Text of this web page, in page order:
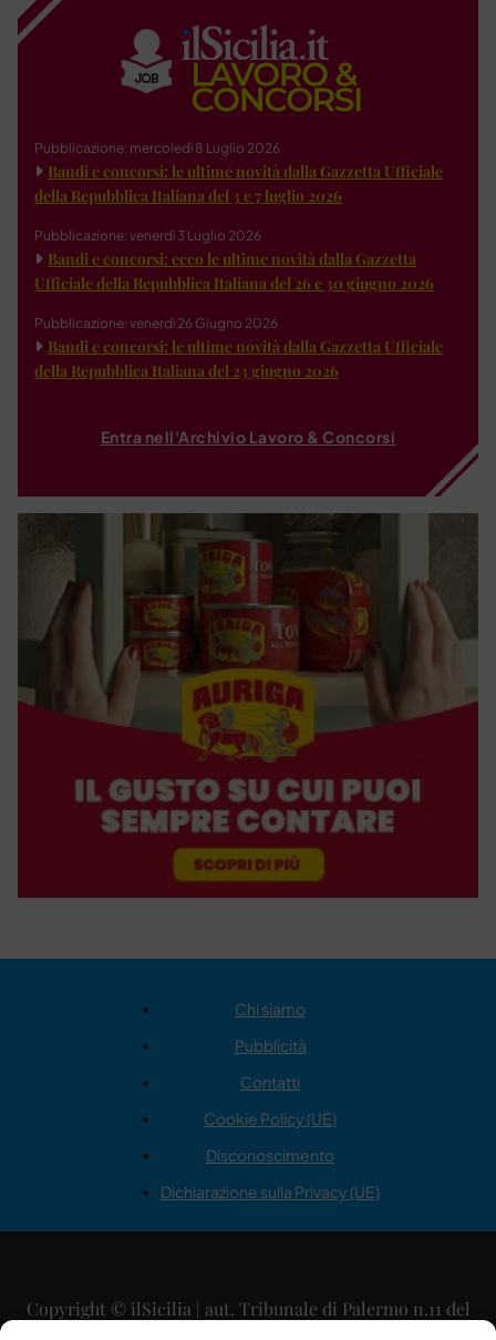
Pubblicazione: mercoledì 8 Luglio 2026
Bandi e concorsi: le ultime novità dalla Gazzetta Ufficiale
della Repubblica Italiana del 3 e 7 luglio 2026
Pubblicazione: venerdì 3 Luglio 2026
Bandi e concorsi: ecco le ultime novità dalla Gazzetta
Ufficiale della Repubblica Italiana del 26 e 30 giugno 2026
Pubblicazione: venerdì 26 Giugno 2026
Bandi e concorsi: le ultime novità dalla Gazzetta Ufficiale
della Repubblica Italiana del 23 giugno 2026
Entra nell'Archivio Lavoro & Concorsi
Chi siamo
Pubblicità
Contatti
Cookie Policy (UE)
Disconoscimento
Dichiarazione sulla Privacy (UE)
Copyright © ilSicilia | aut. Tribunale di Palermo n.11 del